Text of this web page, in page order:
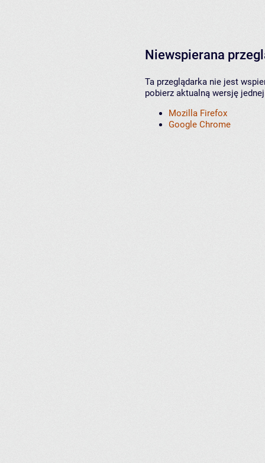
Niewspierana
Ta przeglądarka nie jest
pobierz aktualną wersję
Mozilla Firefox
Google Chrome